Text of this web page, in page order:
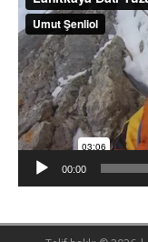
oynatıcı
00:00